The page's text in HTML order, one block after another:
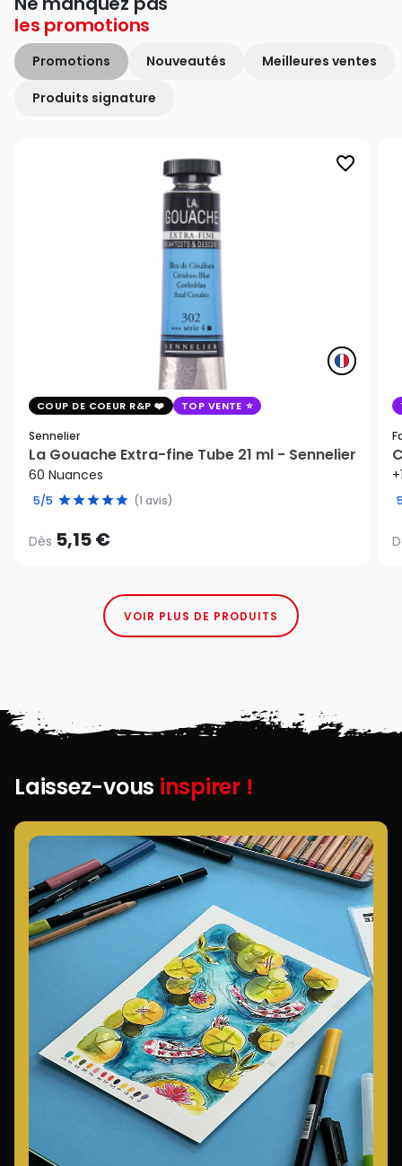
les promotions
Promotions Nouveautés Meilleures ventes
Produits signature
favorite_border
COUP DE COEUR R&P TOP VENTE
Sennelier
La Gouache Extra-fine Tube 21 ml - Sennelier
60 Nuances
5/5 (1 avis)
Dès 5,15 €
VOIR PLUS DE PRODUITS
Laissez-vous inspirer !